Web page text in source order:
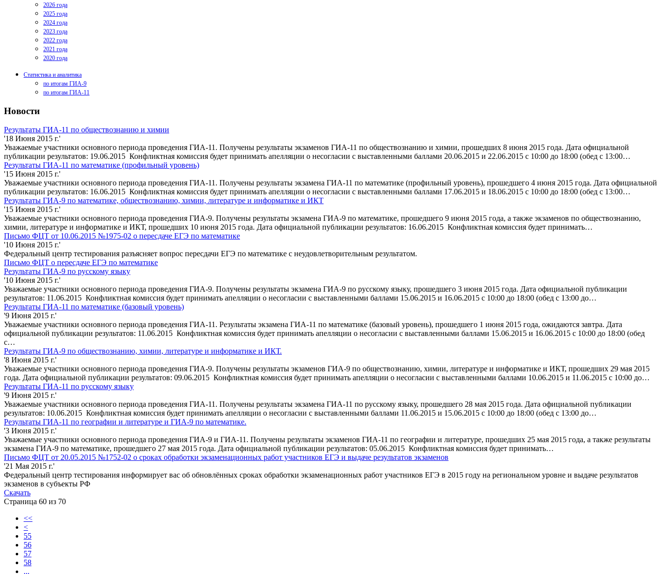
2026 года
2025 года
2024 года
2023 года
2022 года
2021 года
2020 года
Статистика и аналитика
по итогам ГИА-9
по итогам ГИА-11
Новости
Результаты ГИА-11 по обществознанию и химии
'18 Июня 2015 г.'
Уважаемые участники основного периода проведения ГИА-11. Получены результаты экзаменов ГИА-11 по обществознанию и химии, прошедших 8 июня 2015 года. Дата официальной
публикации результатов: 19.06.2015 Конфликтная комиссия будет принимать апелляции о несогласии с выставленными баллами 20.06.2015 и 22.06.2015 с 10:00 до 18:00 (обед с 13:00…
Результаты ГИА-11 по математике (профильный уровень)
'15 Июня 2015 г.'
Уважаемые участники основного периода проведения ГИА-11. Получены результаты экзамена ГИА-11 по математике (профильный уровень), прошедшего 4 июня 2015 года. Дата официальной
публикации результатов: 16.06.2015 Конфликтная комиссия будет принимать апелляции о несогласии с выставленными баллами 17.06.2015 и 18.06.2015 с 10:00 до 18:00 (обед с 13:00…
Результаты ГИА-9 по математике, обществознанию, химии, литературе и информатике и ИКТ
'15 Июня 2015 г.'
Уважаемые участники основного периода проведения ГИА-9. Получены результаты экзамена ГИА-9 по математике, прошедшего 9 июня 2015 года, а также экзаменов по обществознанию,
химии, литературе и информатике и ИКТ, прошедших 10 июня 2015 года. Дата официальной публикации результатов: 16.06.2015 Конфликтная комиссия будет принимать…
Письмо ФЦТ от 10.06.2015 №1975-02 о пересдаче ЕГЭ по математике
'10 Июня 2015 г.'
Федеральный центр тестирования разъясняет вопрос пересдачи ЕГЭ по математике с неудовлетворительным результатом.
Письмо ФЦТ о пересдаче ЕГЭ по математике
Результаты ГИА-9 по русскому языку
'10 Июня 2015 г.'
Уважаемые участники основного периода проведения ГИА-9. Получены результаты экзамена ГИА-9 по русскому языку, прошедшего 3 июня 2015 года. Дата официальной публикации
результатов: 11.06.2015 Конфликтная комиссия будет принимать апелляции о несогласии с выставленными баллами 15.06.2015 и 16.06.2015 с 10:00 до 18:00 (обед с 13:00 до…
Результаты ГИА-11 по математике (базовый уровень)
'9 Июня 2015 г.'
Уважаемые участники основного периода проведения ГИА-11. Результаты экзамена ГИА-11 по математике (базовый уровень), прошедшего 1 июня 2015 года, ожидаются завтра. Дата
официальной публикации результатов: 11.06.2015 Конфликтная комиссия будет принимать апелляции о несогласии с выставленными баллами 15.06.2015 и 16.06.2015 с 10:00 до 18:00 (обед
с…
Результаты ГИА-9 по обществознанию, химии, литературе и информатике и ИКТ.
'8 Июня 2015 г.'
Уважаемые участники основного периода проведения ГИА-9. Получены результаты экзаменов ГИА-9 по обществознанию, химии, литературе и информатике и ИКТ, прошедших 29 мая 2015
года. Дата официальной публикации результатов: 09.06.2015 Конфликтная комиссия будет принимать апелляции о несогласии с выставленными баллами 10.06.2015 и 11.06.2015 с 10:00 до…
Результаты ГИА-11 по русскому языку
'9 Июня 2015 г.'
Уважаемые участники основного периода проведения ГИА-11. Получены результаты экзамена ГИА-11 по русскому языку, прошедшего 28 мая 2015 года. Дата официальной публикации
результатов: 10.06.2015 Конфликтная комиссия будет принимать апелляции о несогласии с выставленными баллами 11.06.2015 и 15.06.2015 с 10:00 до 18:00 (обед с 13:00 до…
Результаты ГИА-11 по географии и литературе и ГИА-9 по математике.
'3 Июня 2015 г.'
Уважаемые участники основного периода проведения ГИА-9 и ГИА-11. Получены результаты экзаменов ГИА-11 по географии и литературе, прошедших 25 мая 2015 года, а также результаты
экзамена ГИА-9 по математике, прошедшего 27 мая 2015 года. Дата официальной публикации результатов: 05.06.2015 Конфликтная комиссия будет принимать…
Письмо ФЦТ от 20.05.2015 №1752-02 о сроках обработки экзаменационных работ участников ЕГЭ и выдаче результатов экзаменов
'21 Мая 2015 г.'
Федеральный центр тестирования информирует вас об обновлённых сроках обработки экзаменационных работ участников ЕГЭ в 2015 году на региональном уровне и выдаче результатов
экзаменов в субъекты РФ
Скачать
Страница 60 из 70
<<
<
55
56
57
58
...